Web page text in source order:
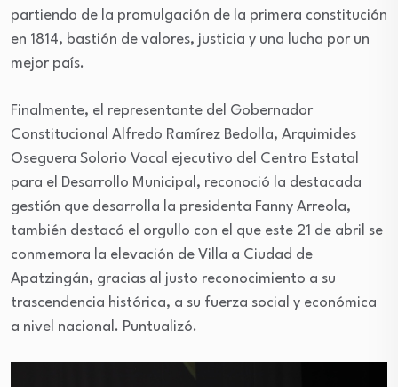
partiendo de la promulgación de la primera constitución
en 1814, bastión de valores, justicia y una lucha por un
mejor país.
Finalmente, el representante del Gobernador
Constitucional Alfredo Ramírez Bedolla, Arquimides
Oseguera Solorio Vocal ejecutivo del Centro Estatal
para el Desarrollo Municipal, reconoció la destacada
gestión que desarrolla la presidenta Fanny Arreola,
también destacó el orgullo con el que este 21 de abril se
conmemora la elevación de Villa a Ciudad de
Apatzingán, gracias al justo reconocimiento a su
trascendencia histórica, a su fuerza social y económica
a nivel nacional. Puntualizó.